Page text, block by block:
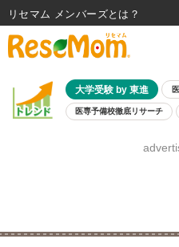
大学受験 by 東進
医専予備校徹底リサーチ
8月開催学校
リセマム メンバーズ